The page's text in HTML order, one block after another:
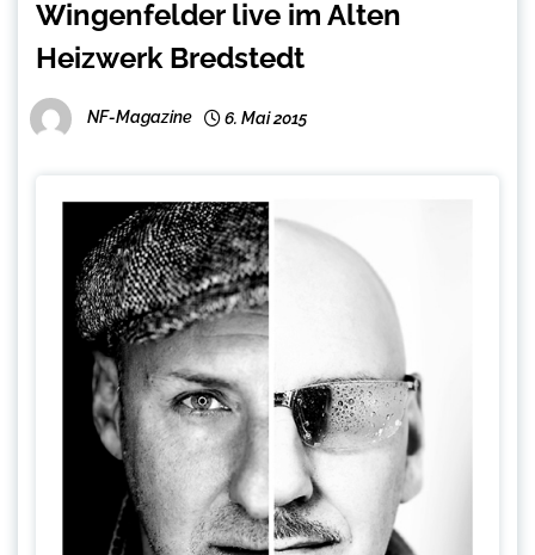
Wingenfelder live im Alten
Heizwerk Bredstedt
NF-Magazine 6. Mai 2015